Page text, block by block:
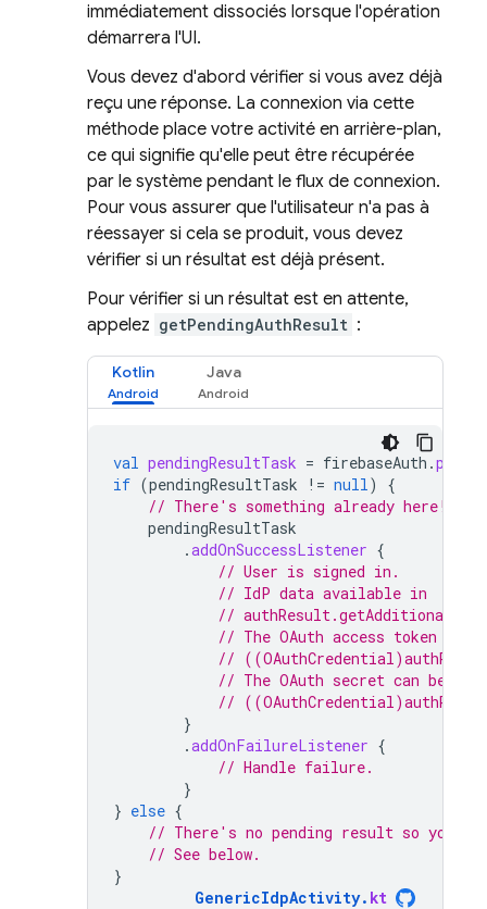
immédiatement dissociés lorsque l'opération
démarrera l'UI.
Vous devez d'abord vérifier si vous avez déjà
reçu une réponse. La connexion via cette
méthode place votre activité en arrière-plan,
ce qui signifie qu'elle peut être récupérée
par le système pendant le flux de connexion.
Pour vous assurer que l'utilisateur n'a pas à
réessayer si cela se produit, vous devez
vérifier si un résultat est déjà présent.
Pour vérifier si un résultat est en attente,
appelez getPendingAuthResult :
Kotlin Java
val pendingResultTask = firebaseAuth .
if (pendingResultTask != null)
{
// There's something already here!
pendingResultTask
.addOnSuccessListener {
// User is signed in.
// IdP data available in
//
// The OAuth access token
//
// The OAuth secret can be
//
}
.addOnFailureListener {
// Handle failure.
}
} else {
// There's no pending result so you
// See below.
}
GenericIdpActivity. kt